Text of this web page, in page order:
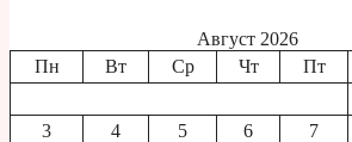
Август 2026
Пн
Вт Ср Чт Пт
3
4 5 6 7